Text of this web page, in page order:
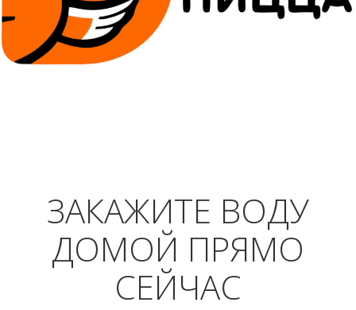
ЗАКАЖИТЕ ВОДУ
ДОМОЙ ПРЯМО
СЕЙЧАС